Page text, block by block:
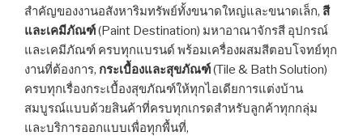
สำคัญของงานอสังหาริมทรัพย์ทั้งขนาดใหญ่และขนาดเล็ก, สี
และเคมีภัณฑ์(Paint Destination) มหาอาณาจักรสี อุปกรณ์
และเคมีภัณฑ์ ครบทุกแบรนด์ พร้อมเครื่องผสมสีตอบโจทย์ทุก
งานที่ต้องการ, กระเบื้องและสุขภัณฑ์(Tile & Bath Solution)
ครบทุกเรื่องกระเบื้องสุขภัณฑ์ให้ทุกไอเดียการแต่งบ้าน
สมบูรณ์แบบด้วยสินค้าที่ครบทุกเกรดสำหรับลูกค้าทุกกลุ่ม
และบริการออกแบบเพื่อทุกพื้นที่,